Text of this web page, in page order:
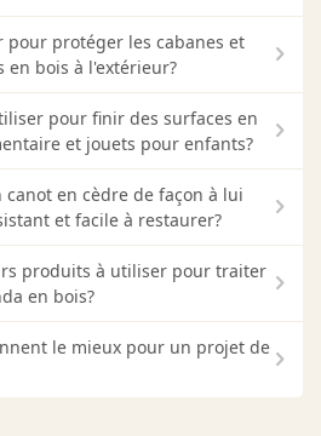
protéger les cabanes et
en bois à l'extérieur?
pour finir des surfaces en
et jouets pour enfants?
en cèdre de façon à lui
et facile à restaurer?
produits à utiliser pour traiter
en bois?
le mieux pour un projet de